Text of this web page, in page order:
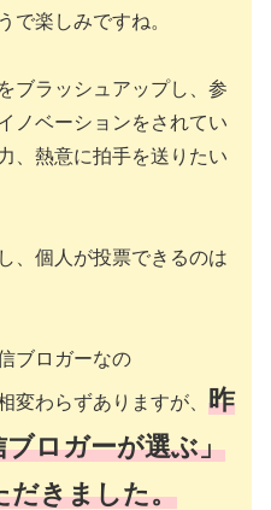
で楽しみですね。
ブラッシュアップし、参
ノベーションをされてい
、熱意に拍手を送りたい
、個人が投票できるのは
ブロガーなの
変わらずありますが、 昨
ロガーが選ぶ」
だきました。